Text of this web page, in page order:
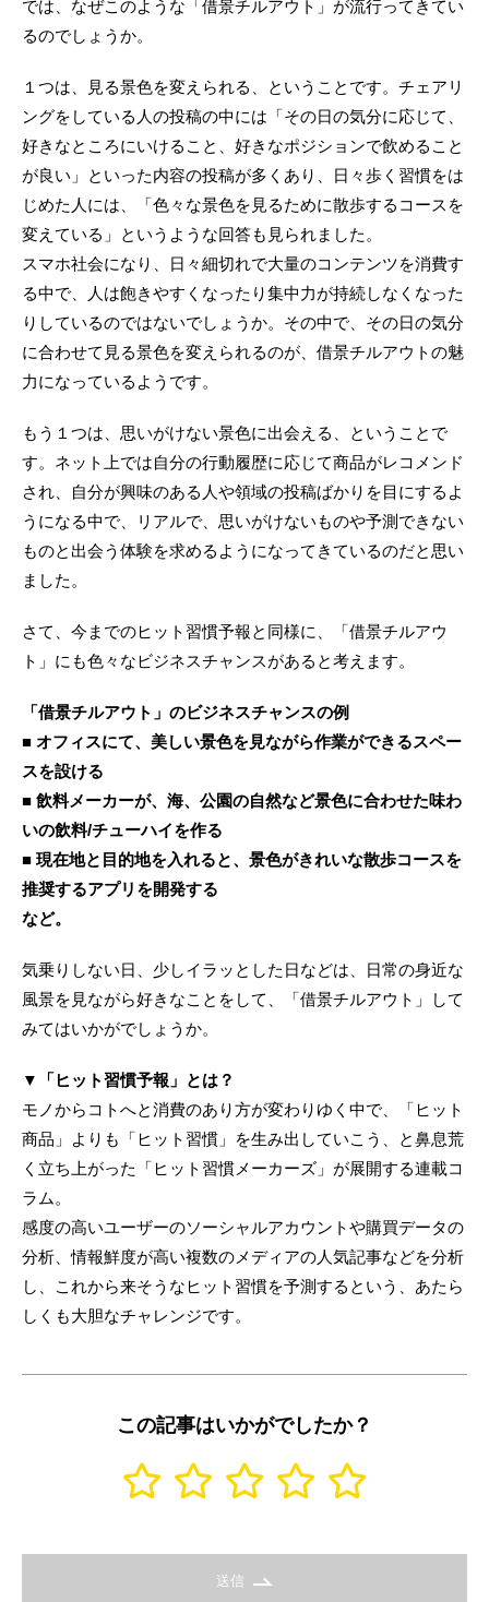
では、なぜこのような「借景チルアウト」が流行ってきてい
るのでしょうか。
１つは、見る景色を変えられる、ということです。チェアリ
ングをしている人の投稿の中には「その日の気分に応じて、
好きなところにいけること、好きなポジションで飲めること
が良い」といった内容の投稿が多くあり、日々歩く習慣をは
じめた人には、「色々な景色を見るために散歩するコースを
変えている」というような回答も見られました。
スマホ社会になり、日々細切れで大量のコンテンツを消費す
る中で、人は飽きやすくなったり集中力が持続しなくなった
りしているのではないでしょうか。その中で、その日の気分
に合わせて見る景色を変えられるのが、借景チルアウトの魅
力になっているようです。
もう１つは、思いがけない景色に出会える、ということで
す。ネット上では自分の行動履歴に応じて商品がレコメンド
され、自分が興味のある人や領域の投稿ばかりを目にするよ
うになる中で、リアルで、思いがけないものや予測できない
ものと出会う体験を求めるようになってきているのだと思い
ました。
さて、今までのヒット習慣予報と同様に、「借景チルアウ
ト」にも色々なビジネスチャンスがあると考えます。
「借景チルアウト」のビジネスチャンスの例
■ オフィスにて、美しい景色を見ながら作業ができるスペー
スを設ける
■ 飲料メーカーが、海、公園の自然など景色に合わせた味わ
いの飲料/チューハイを作る
■ 現在地と目的地を入れると、景色がきれいな散歩コースを
推奨するアプリを開発する
など。
気乗りしない日、少しイラッとした日などは、日常の身近な
風景を見ながら好きなことをして、「借景チルアウト」して
みてはいかがでしょうか。
▼「ヒット習慣予報」とは？
モノからコトへと消費のあり方が変わりゆく中で、「ヒット
商品」よりも「ヒット習慣」を生み出していこう、と鼻息荒
く立ち上がった「ヒット習慣メーカーズ」が展開する連載コ
ラム。
感度の高いユーザーのソーシャルアカウントや購買データの
分析、情報鮮度が高い複数のメディアの人気記事などを分析
し、これから来そうなヒット習慣を予測するという、あたら
しくも大胆なチャレンジです。
この記事はいかがでしたか？
送信